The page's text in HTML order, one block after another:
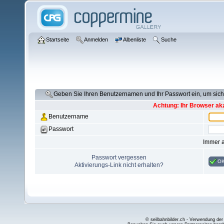
Startseite Anmelden Albenliste Suche
Geben Sie Ihren Benutzernamen und Ihr Passwort ein, um
Achtung: Ihr Browser
Benutzername
Passwort
Immer
Passwort vergessen
Aktivierungs-Link nicht erhalten?
© seilbahnbilder.ch - Verwendung